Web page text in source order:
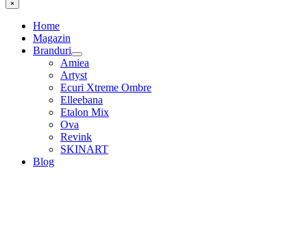
Home
Magazin
Branduri
Amiea
Artyst
Ecuri Xtreme Ombre
Elleebana
Etalon Mix
Ova
Revink
SKINART
Blog